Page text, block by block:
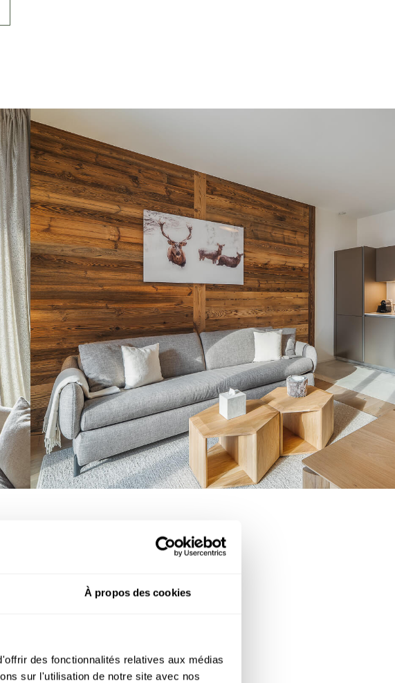
À propos des cookies
des fonctionnalités relatives aux médias
sur l'utilisation de notre site avec nos